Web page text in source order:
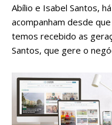
Abílio e Isabel Santos,
acompanham desde
temos recebido as
Santos, que gere o